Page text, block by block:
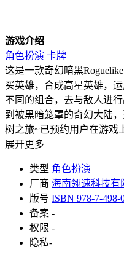
游戏介绍
角色扮演 卡牌
这是一款奇幻暗黑
买英雄，合成高星英雄，
不同的组合，去与敌人进
到被黑暗笼罩的奇幻大陆
树之旅~已预约用户在游戏
展开更多
类型 角色扮演
厂商 海南翎速科技有
版号 ISBN 978-7-498-
备案 -
权限 -
隐私-